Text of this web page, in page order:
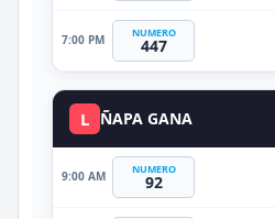
7:00 PM NUMERO
447
L ÑAPA GANA
9:00 AM NUMERO
92